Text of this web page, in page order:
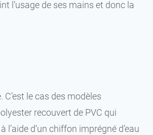
l’usage de ses mains et donc la
le cas des modèles
recouvert de PVC qui
d’un chiffon imprégné d’eau